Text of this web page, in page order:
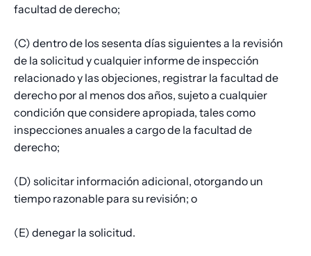
facultad de derecho;
(C) dentro de los sesenta días siguientes a la revisión
de la solicitud y cualquier informe de inspección
relacionado y las objeciones, registrar la facultad de
derecho por al menos dos años, sujeto a cualquier
condición que considere apropiada, tales como
inspecciones anuales a cargo de la facultad de
derecho;
(D) solicitar información adicional, otorgando un
tiempo razonable para su revisión; o
(E) denegar la solicitud.